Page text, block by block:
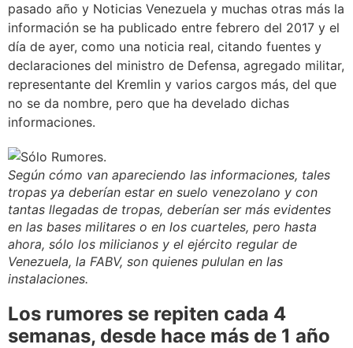
pasado año y Noticias Venezuela y muchas otras más la
información se ha publicado entre febrero del 2017 y el
día de ayer, como una noticia real, citando fuentes y
declaraciones del ministro de Defensa, agregado militar,
representante del Kremlin y varios cargos más, del que
no se da nombre, pero que ha develado dichas
informaciones.
Según cómo van apareciendo las informaciones, tales
tropas ya deberían estar en suelo venezolano y con
tantas llegadas de tropas, deberían ser más evidentes
en las bases militares o en los cuarteles, pero hasta
ahora, sólo los milicianos y el ejército regular de
Venezuela, la FABV, son quienes pululan en las
instalaciones.
Los rumores se repiten cada 4
semanas, desde hace más de 1 año